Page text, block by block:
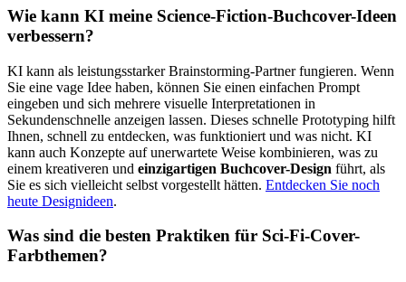
Wie kann KI meine Science-Fiction-Buchcover-Ideen
verbessern?
KI kann als leistungsstarker Brainstorming-Partner fungieren. Wenn
Sie eine vage Idee haben, können Sie einen einfachen Prompt
eingeben und sich mehrere visuelle Interpretationen in
Sekundenschnelle anzeigen lassen. Dieses schnelle Prototyping hilft
Ihnen, schnell zu entdecken, was funktioniert und was nicht. KI
kann auch Konzepte auf unerwartete Weise kombinieren, was zu
einem kreativeren und einzigartigen Buchcover-Design führt, als
Sie es sich vielleicht selbst vorgestellt hätten. Entdecken Sie noch
heute Designideen.
Was sind die besten Praktiken für Sci-Fi-Cover-
Farbthemen?